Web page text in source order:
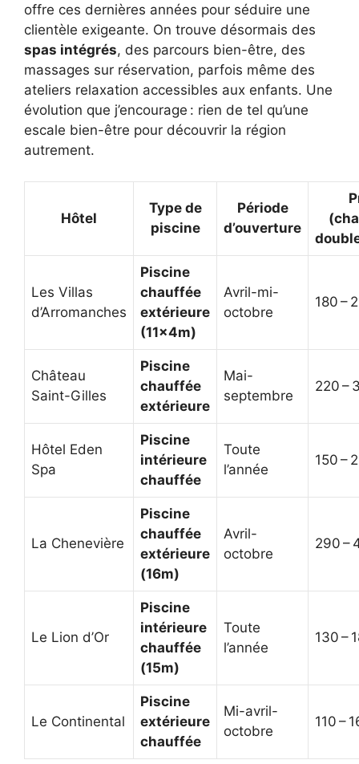
offre ces dernières années pour séduire une
clientèle exigeante. On trouve désormais des
spas intégrés, des parcours bien-être, des
massages sur réservation, parfois même des
ateliers relaxation accessibles aux enfants. Une
évolution que j’encourage : rien de tel qu’une
escale bien-être pour découvrir la région
autrement.
Hôtel
Type de
piscine
Période
d’ouverture
Les Villas
d’Arromanches
Piscine
chauffée
extérieure
(11x4m)
Avril-mi-
octobre
180 –
Château
Saint-Gilles
Piscine
chauffée
extérieure
Mai-
septembre
220 –
Hôtel Eden
Spa
Piscine
intérieure
chauffée
Toute
l’année
150 –
La Chenevière
Piscine
chauffée
extérieure
(16m)
Avril-
octobre
290 –
Le Lion d’Or
Piscine
intérieure
chauffée
(15m)
Toute
l’année
130 –
Le Continental
Piscine
extérieure
chauffée
Mi-avril-
octobre
110 –